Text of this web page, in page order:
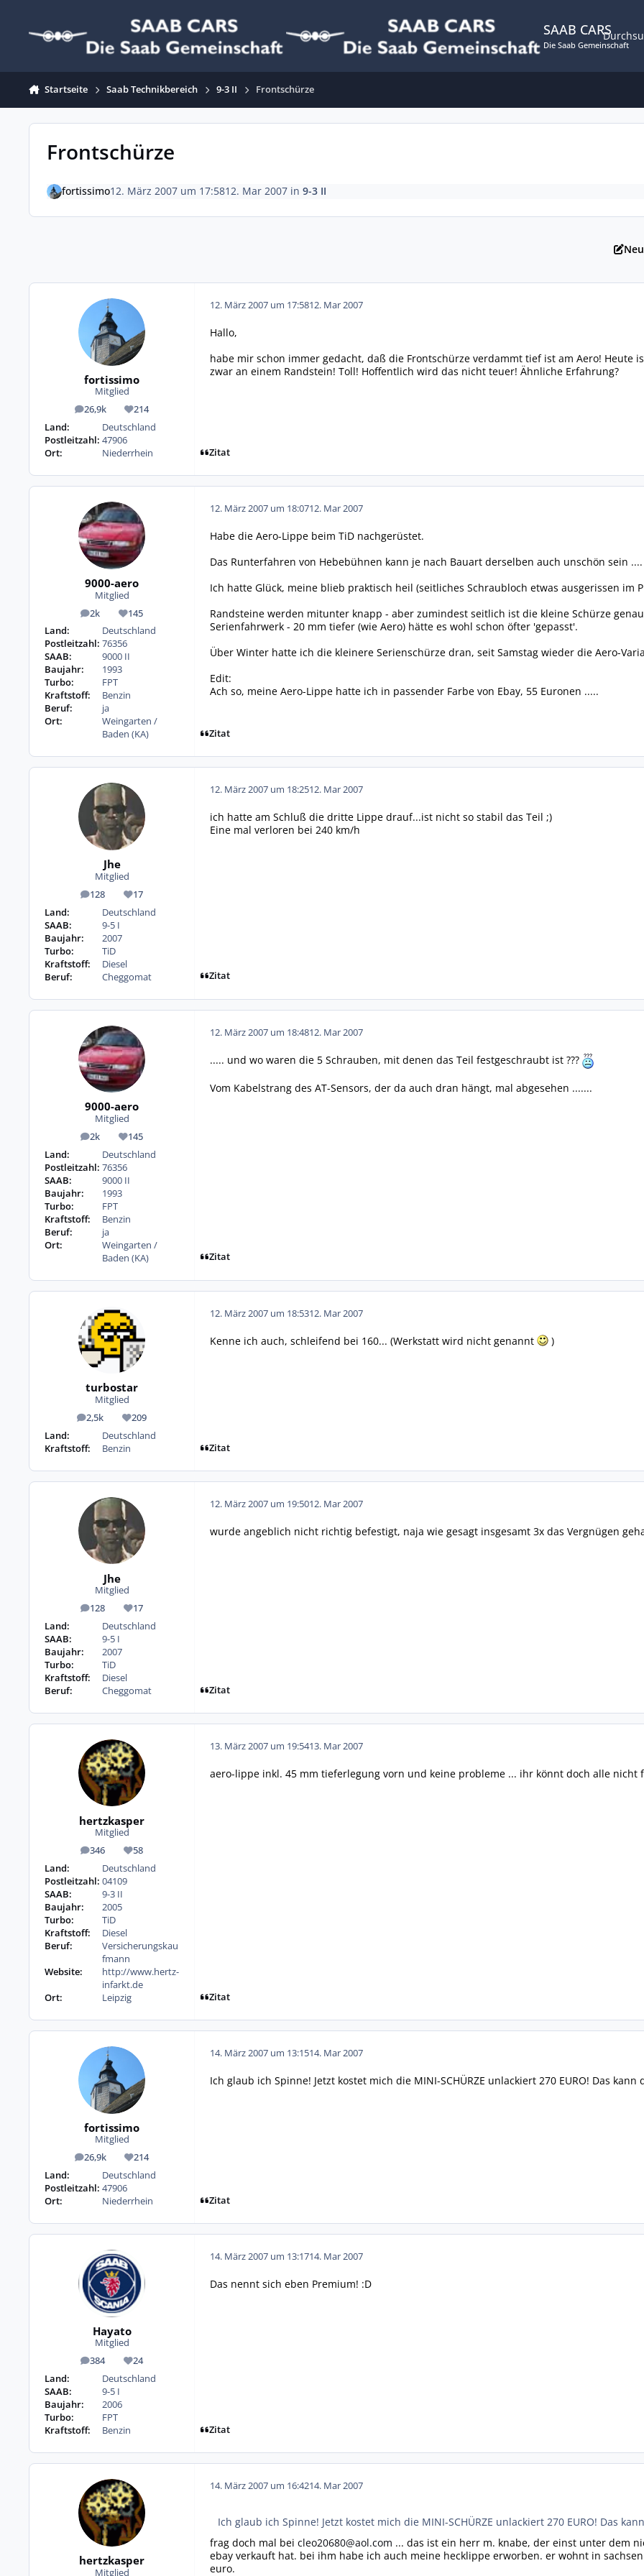
SAAB CARS
Die Saab Gemeinschaft
Startseite Saab Technikbereich 9-3 II Frontschürze
Frontschürze
fortissimo12. März 2007 um 17:5812. Mar 2007in 9-3 II
fortissimo
Mitglied
26,9k
Beiträge 214
Reputation
Land:
Deutschland
Postleitzahl: 47906
Ort:
Niederrhein
12. März 2007 um 17:5812. Mar 2007
Hallo,
habe mir schon immer gedacht, daß die Frontschürze verdammt tief ist am Aero! Heute
zwar an einem Randstein! Toll! Hoffentlich wird das nicht teuer! Ähnliche Erfahrung?
Zitat
9000-aero
Mitglied
2k
Beiträge 145
Reputation
Land:
Deutschland
Postleitzahl: 76356
SAAB:
9000 II
Baujahr:
1993
Turbo:
FPT
Kraftstoff:
Benzin
Beruf:
ja
Ort:
Weingarten /
Baden (KA)
12. März 2007 um 18:0712. Mar 2007
Habe die Aero-Lippe beim TiD nachgerüstet.
Das Runterfahren von Hebebühnen kann je nach Bauart derselben auch unschön sein
Ich hatte Glück, meine blieb praktisch heil (seitliches Schraubloch etwas ausgerissen
Randsteine werden mitunter knapp - aber zumindest seitlich ist die kleine Schürze
Serienfahrwerk - 20 mm tiefer (wie Aero) hätte es wohl schon öfter 'gepasst'.
Über Winter hatte ich die kleinere Serienschürze dran, seit Samstag wieder die Aero-
Edit:
Ach so, meine Aero-Lippe hatte ich in passender Farbe von Ebay, 55 Euronen .....
Zitat
Jhe
Mitglied
128
Beiträge 17
Reputation
Land:
Deutschland
SAAB:
9-5 I
Baujahr:
2007
Turbo:
TiD
Kraftstoff:
Diesel
Beruf:
Cheggomat
12. März 2007 um 18:2512. Mar 2007
ich hatte am Schluß die dritte Lippe drauf...ist nicht so stabil das Teil ;)
Eine mal verloren bei 240 km/h
Zitat
9000-aero
Mitglied
2k
Beiträge 145
Reputation
Land:
Deutschland
Postleitzahl: 76356
SAAB:
9000 II
Baujahr:
1993
Turbo:
FPT
Kraftstoff:
Benzin
Beruf:
ja
Ort:
Weingarten /
Baden (KA)
12. März 2007 um 18:4812. Mar 2007
..... und wo waren die 5 Schrauben, mit denen das Teil festgeschraubt ist ???
Vom Kabelstrang des AT-Sensors, der da auch dran hängt, mal abgesehen .......
Zitat
turbostar
Mitglied
2,5k
Beiträge 209
Reputation
Land:
Deutschland
Kraftstoff:
Benzin
12. März 2007 um 18:5312. Mar 2007
Kenne ich auch, schleifend bei 160... (Werkstatt wird nicht genannt )
Zitat
Jhe
Mitglied
128
Beiträge 17
Reputation
Land:
Deutschland
SAAB:
9-5 I
Baujahr:
2007
Turbo:
TiD
Kraftstoff:
Diesel
Beruf:
Cheggomat
12. März 2007 um 19:5012. Mar 2007
wurde angeblich nicht richtig befestigt, naja wie gesagt insgesamt 3x das Vergnügen
Zitat
hertzkasper
Mitglied
346
Beiträge 58
Reputation
Land:
Deutschland
Postleitzahl: 04109
SAAB:
9-3 II
Baujahr:
2005
Turbo:
TiD
Kraftstoff:
Diesel
Beruf:
Versicherungskau
fmann
Website:
http://www.hertz-
infarkt.de
Ort:
Leipzig
13. März 2007 um 19:5413. Mar 2007
aero-lippe inkl. 45 mm tieferlegung vorn und keine probleme ... ihr könnt doch alle nicht
Zitat
fortissimo
Mitglied
26,9k
Beiträge 214
Reputation
Land:
Deutschland
Postleitzahl: 47906
Ort:
Niederrhein
14. März 2007 um 13:1514. Mar 2007
Ich glaub ich Spinne! Jetzt kostet mich die MINI-SCHÜRZE unlackiert 270 EURO! Das
Zitat
Hayato
Mitglied
384
Beiträge 24
Reputation
Land:
Deutschland
SAAB:
9-5 I
Baujahr:
2006
Turbo:
FPT
Kraftstoff:
Benzin
14. März 2007 um 13:1714. Mar 2007
Das nennt sich eben Premium! :D
Zitat
hertzkasper
Mitglied
14. März 2007 um 16:4214. Mar 2007
Ich glaub ich Spinne! Jetzt kostet mich die MINI-SCHÜRZE unlackiert 270 EURO! Das
frag doch mal bei cleo20680@aol.com ... das ist ein herr m. knabe, der einst unter dem
ebay verkauft hat. bei ihm habe ich auch meine hecklippe erworben. er wohnt in
euro.